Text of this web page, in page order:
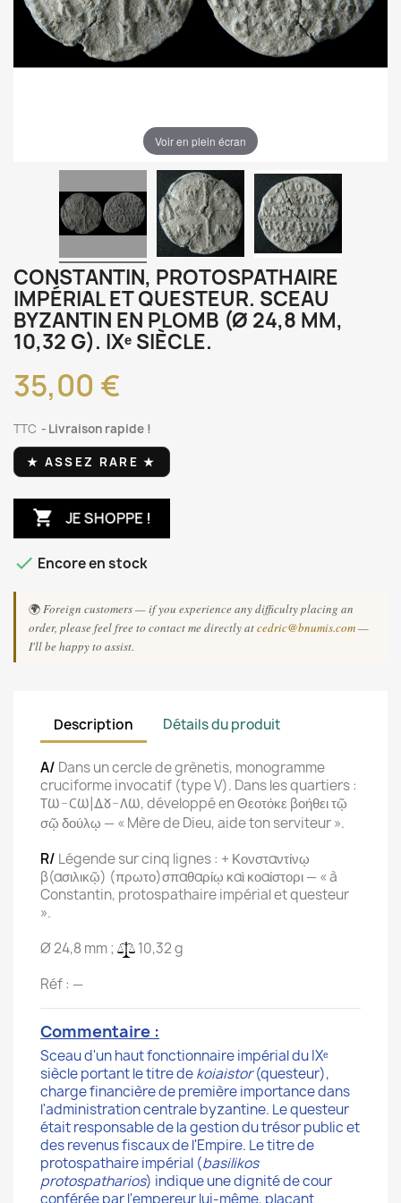
Voir en plein écran
CONSTANTIN, PROTOSPATHAIRE
IMPÉRIAL ET QUESTEUR. SCEAU
BYZANTIN EN PLOMB (Ø 24,8 MM,
10,32 G). IXᵉ SIÈCLE.
35,00 €
TTC Livraison rapide !
★ ASSEZ RARE ★
 JE SHOPPE !
 Encore en stock
🌍Foreign customers — if you experience any difficulty placing an
order, please feel free to contact me directly atcedric@bnumis.com—
I'll be happy to assist.
Description Détails du produit
A/ Dans un cercle de grènetis, monogramme
cruciforme invocatif (type V). Dans les quartiers :
ΤΣ|Λ, développé en Θεοτόκε βοήθει τῷ
σῷ δούλῳ — « Mère de Dieu, aide ton serviteur ».
R/ Légende sur cinq lignes : + Κονσταντίνῳ
β(ασιλικῷ) (πρωτο)σπαθαρίῳ καὶ κοαίστορι — « à
Constantin, protospathaire impérial et questeur
».
Ø 24,8 mm ;
10,32 g
Réf : —
Commentaire :
Sceau d'un haut fonctionnaire impérial du IXᵉ
siècle portant le titre dekoiaistor(questeur),
charge financière de première importance dans
l'administration centrale byzantine. Le questeur
était responsable de la gestion du trésor public et
des revenus fiscaux de l'Empire. Le titre de
protospathaire impérial (basilikos
protospatharios) indique une dignité de cour
conférée par l'empereur lui-même, plaçant